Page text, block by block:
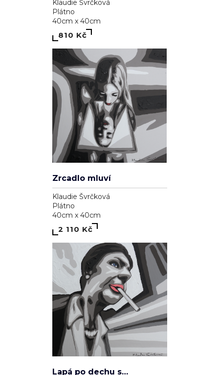
Plátno
40cm x 40cm
810 Kč
Klaudie Švrčková
Plátno
40cm x 40cm
2 110 Kč